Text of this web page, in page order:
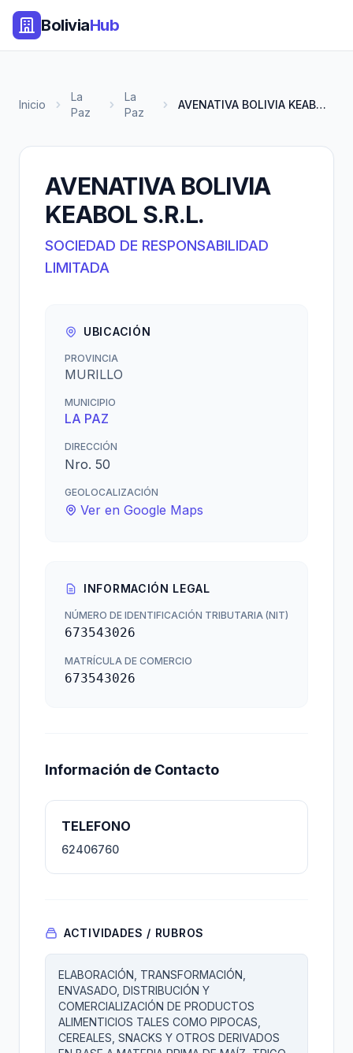
BoliviaHub
Inicio
La
Paz
La
Paz
AVENATIVA BOLIVIA KEABOL S.R.L...
AVENATIVA BOLIVIA
KEABOL S.R.L.
SOCIEDAD DE RESPONSABILIDAD
LIMITADA
UBICACIÓN
PROVINCIA
MURILLO
MUNICIPIO
LA PAZ
DIRECCIÓN
Nro. 50
GEOLOCALIZACIÓN
Ver en Google Maps
INFORMACIÓN LEGAL
NÚMERO DE IDENTIFICACIÓN TRIBUTARIA (NIT)
673543026
MATRÍCULA DE COMERCIO
673543026
Información de Contacto
TELEFONO
62406760
ACTIVIDADES / RUBROS
ELABORACIÓN, TRANSFORMACIÓN,
ENVASADO, DISTRIBUCIÓN Y
COMERCIALIZACIÓN DE PRODUCTOS
ALIMENTICIOS TALES COMO PIPOCAS,
CEREALES, SNACKS Y OTROS DERIVADOS